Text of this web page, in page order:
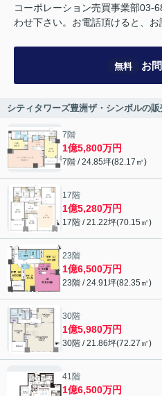
コーポレーション売買事業部03-
わせ下さい。お電話頂けると、お
無料 お
シティタワーズ豊洲ザ・シンボルの
7階
1億5,800万円
7階 / 24.85坪(82.17㎡)
17階
1億5,280万円
17階 / 21.22坪(70.15㎡)
23階
1億6,500万円
23階 / 24.91坪(82.35㎡)
30階
1億5,980万円
30階 / 21.86坪(72.27㎡)
41階
1億6,500万円